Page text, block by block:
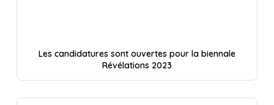
Les candidatures sont ouvertes pour la biennale
Révélations 2023